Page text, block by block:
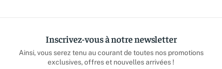
Inscrivez-vous à notre newsletter
Ainsi, vous serez tenu au courant de toutes nos promotions
exclusives, offres et nouvelles arrivées !